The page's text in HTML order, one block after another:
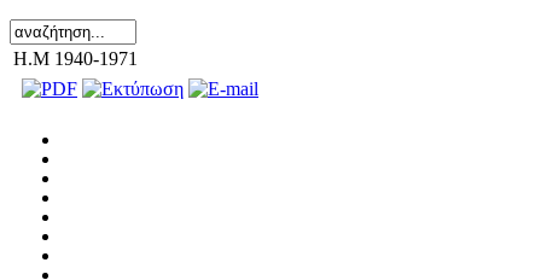
H.M 1940-1971